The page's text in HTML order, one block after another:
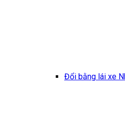
Đổi bằng lái xe